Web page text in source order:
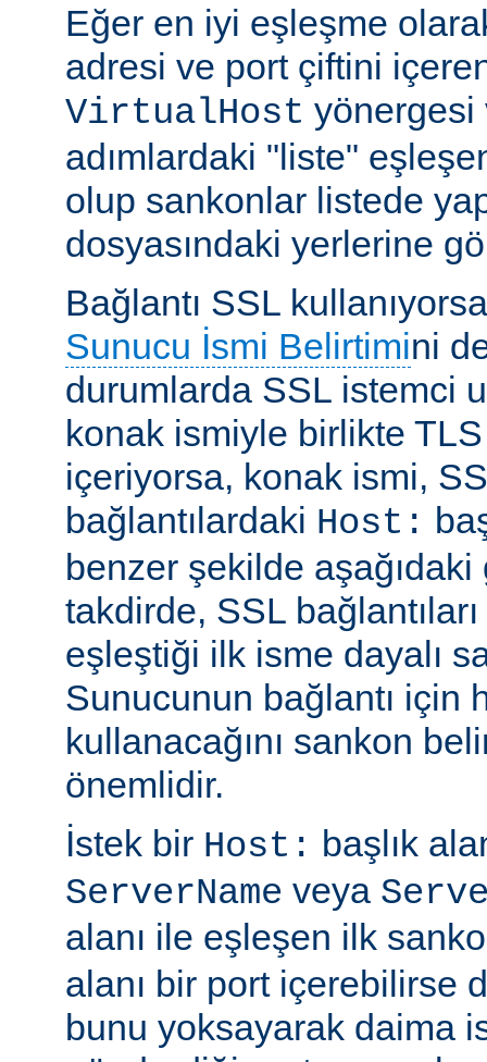
Eğer en iyi eşleşme
adresi ve port çiftini
VirtualHost yönergesi
adımlardaki "liste"
olup sankonlar listede
dosyasındaki yerlerine
Bağlantı SSL
Sunucu İsmi Belirtimini
durumlarda SSL istemci
konak ismiyle birlikte
içeriyorsa, konak ismi,
bağlantılardaki Host:
benzer şekilde aşağıdaki
takdirde, SSL
eşleştiği ilk isme dayalı
Sunucunun bağlantı için
kullanacağını sankon
önemlidir.
İstek bir Host: başlık
ServerName veya
alanı ile eşleşen ilk
alanı bir port içerebilirse
bunu yoksayarak daima